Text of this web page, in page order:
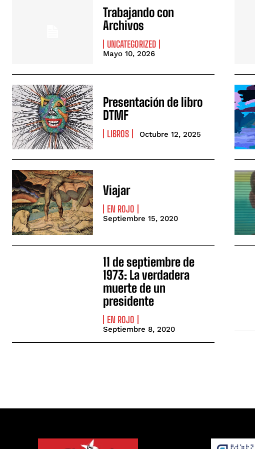
Trabajando con
Archivos
UNCATEGORIZED
Mayo 10, 2026
Presentación de libro
DTMF
LIBROS Octubre 12, 2025
Viajar
EN ROJO
Septiembre 15, 2020
11 de septiembre de
1973: La verdadera
muerte de un
presidente
EN ROJO
Septiembre 8, 2020